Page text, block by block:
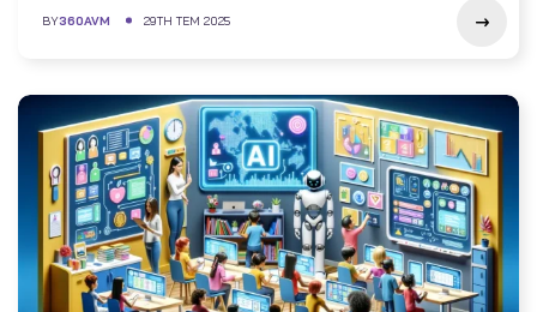
BY360AVM 29TH TEM 2025